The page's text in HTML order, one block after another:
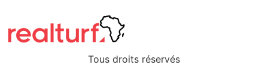
Tous droits réservés